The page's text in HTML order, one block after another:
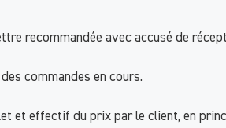
recommandée avec accusé de
commandes en cours.
et effectif du prix par le client, en